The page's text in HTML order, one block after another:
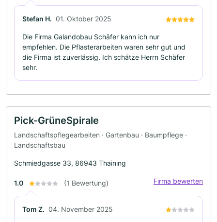
Stefan H. 01. Oktober 2025
Die Firma Galandobau Schäfer kann ich nur
empfehlen. Die Pflasterarbeiten waren sehr gut und
die Firma ist zuverlässig. Ich schätze Herrn Schäfer
sehr.
Pick-GrüneSpirale
Landschaftspflegearbeiten · Gartenbau · Baumpflege ·
Landschaftsbau
Schmiedgasse 33, 86943 Thaining
1.0 (1 Bewertung) Firma bewerten
Tom Z. 04. November 2025